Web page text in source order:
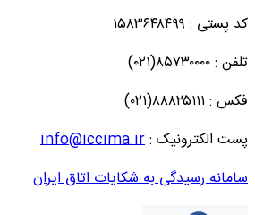
کد پستی : ۱۵۸۳۶۴۸۴۹۹
تلفن : ۸۵۷۳۰۰۰۰(۰۲۱)
فکس : ۸۸۸۲۵۱۱۱(۰۲۱)
پست الکترونیک :info@iccima.ir
سامانه رسیدگی به شکایات اتاق ایران